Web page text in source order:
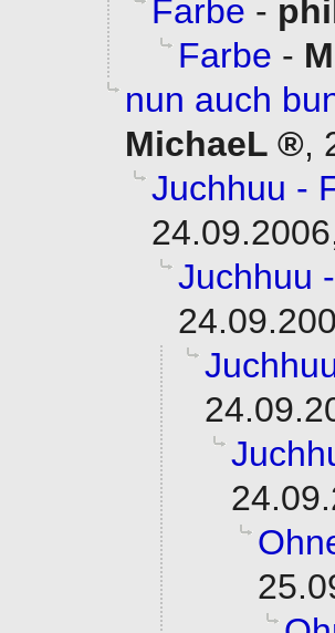
Farbe -
Farbe -
nun auch
MichaeL
,
Juchhuu -
Juchhuu